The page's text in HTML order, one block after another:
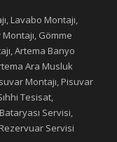
Lavabo Montajı,
Gömme
Artema Banyo
Ara Musluk
Montajı, Pisuvar
Tesisat,
Servisi,
Servisi